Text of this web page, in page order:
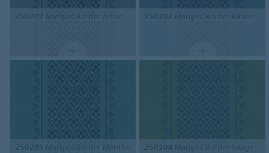
250202 Marquis Border Anise 250203 Marquis Border Basilic
250205 Marquis Border Menthe 250204 Marquis Border Sauge